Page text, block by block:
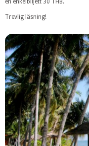
en enkelbiljett 30 THB.
Trevlig läsning!